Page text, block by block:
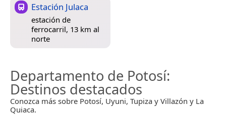
Estación Julaca
estación de
ferrocarril, 13 km al
norte
Departamento de Potosí:
Destinos destacados
Conozca más sobre Potosí, Uyuni, Tupiza y Villazón y La
Quiaca.